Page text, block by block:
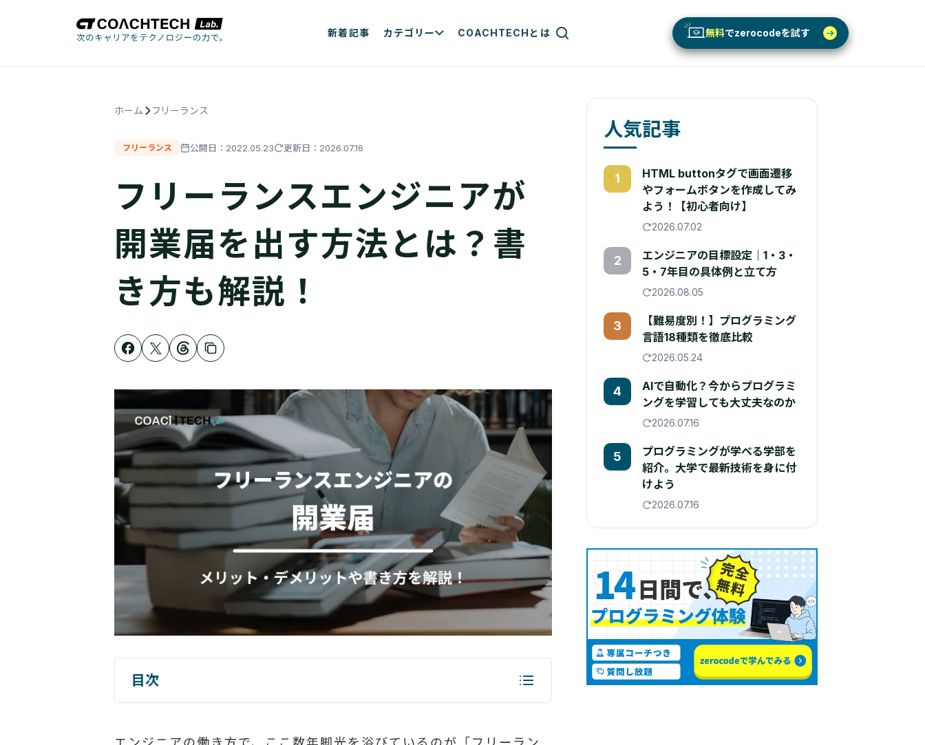
新着記事 カテゴリー COACHTECHとは 無料でzerocodeを試す
ホーム フリーランス
フリーランス 公開日： 2022.05.23 更新日： 2026.07.16
フリーランスエンジニアが
開業届を出す方法とは？書
き方も解説！
目次
人気記事
1
HTML buttonタグで画面遷移
やフォームボタンを作成してみ
よう！【初心者向け】
2026.07.02
2
エンジニアの目標設定｜1・3・
5・7年目の具体例と立て方
2026.08.05
3
【難易度別！】プログラミング
言語18種類を徹底比較
2026.05.24
4
AIで自動化？今からプログラミ
ングを学習しても大丈夫なのか
2026.07.16
5
プログラミングが学べる学部を
紹介。大学で最新技術を身に付
けよう
2026.07.16